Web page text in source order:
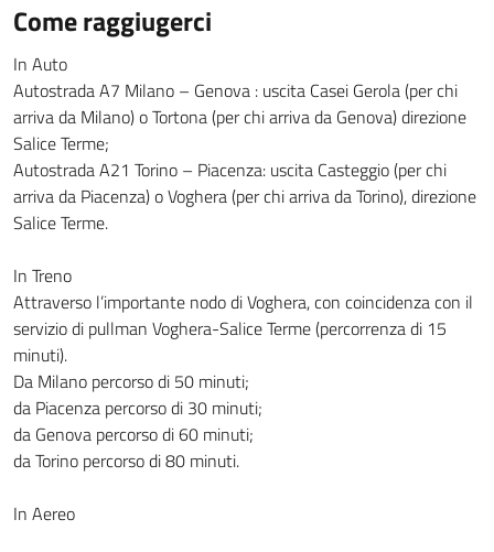
Come raggiugerci
In Auto
Autostrada A7 Milano – Genova : uscita Casei Gerola (per chi
arriva da Milano) o Tortona (per chi arriva da Genova) direzione
Salice Terme;
Autostrada A21 Torino – Piacenza: uscita Casteggio (per chi
arriva da Piacenza) o Voghera (per chi arriva da Torino), direzione
Salice Terme.
In Treno
Attraverso l’importante nodo di Voghera, con coincidenza con il
servizio di pullman Voghera-Salice Terme (percorrenza di 15
minuti).
Da Milano percorso di 50 minuti;
da Piacenza percorso di 30 minuti;
da Genova percorso di 60 minuti;
da Torino percorso di 80 minuti.
In Aereo